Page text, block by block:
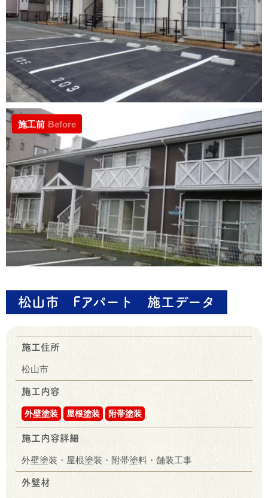
施工前 Before
松山市 Fアパート 施工データ
施工住所
松山市
施工内容
外壁塗装 屋根塗装 附帯塗装
施工内容詳細
外壁塗装・屋根塗装・附帯塗料・舗装工事
外壁材